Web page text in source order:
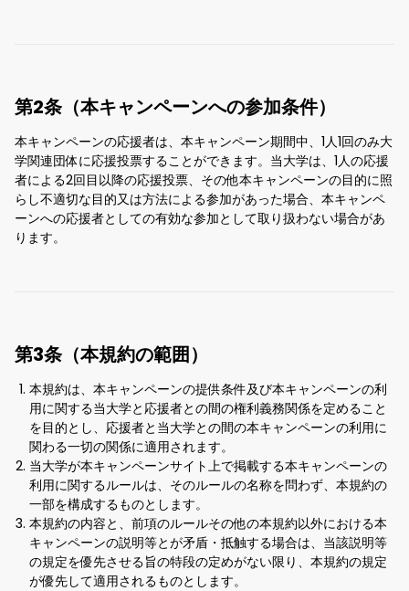
第2条（本キャンペーンへの参加条件）
本キャンペーンの応援者は、本キャンペーン期間中、1人1回のみ大
学関連団体に応援投票することができます。当大学は、1人の応援
者による2回目以降の応援投票、その他本キャンペーンの目的に照
らし不適切な目的又は方法による参加があった場合、本キャンペ
ーンへの応援者としての有効な参加として取り扱わない場合があ
ります。
第3条（本規約の範囲）
本規約は、本キャンペーンの提供条件及び本キャンペーンの利
用に関する当大学と応援者との間の権利義務関係を定めること
を目的とし、応援者と当大学との間の本キャンペーンの利用に
関わる一切の関係に適用されます。
当大学が本キャンペーンサイト上で掲載する本キャンペーンの
利用に関するルールは、そのルールの名称を問わず、本規約の
一部を構成するものとします。
本規約の内容と、前項のルールその他の本規約以外における本
キャンペーンの説明等とが矛盾・抵触する場合は、当該説明等
の規定を優先させる旨の特段の定めがない限り、本規約の規定
が優先して適用されるものとします。